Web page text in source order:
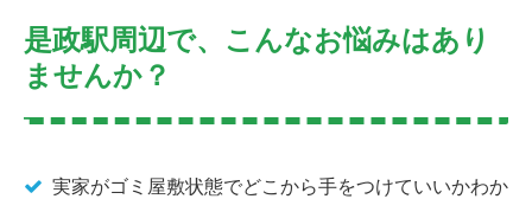
是政駅周辺で、こんなお悩みはあり
ませんか？
実家がゴミ屋敷状態でどこから手をつけていいかわか